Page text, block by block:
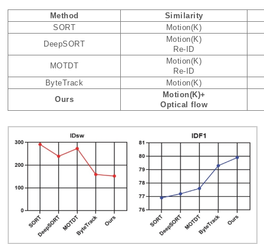
Method
Similarity
SORT
Motion(K)
DeepSORT
Motion(K)
Re-ID
MOTDT
Motion(K)
Re-ID
ByteTrack
Motion(K)
Ours
Motion(K)+
Optical flow